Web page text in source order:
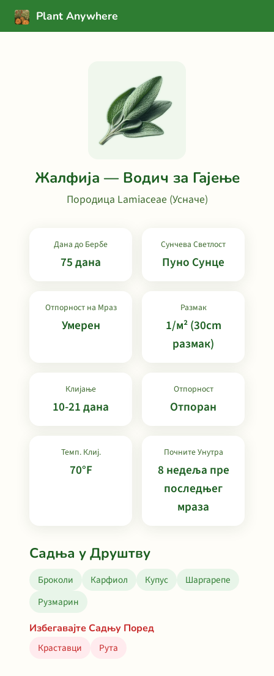
Plant Anywhere
Жалфија — Водич за Гајење
Породица Lamiaceae (Усначе)
Дана до Бербе
75 дана
Сунчева Светлост
Пуно Сунце
Отпорност на Мраз
Умерен
Размак
1/м² (30cm
размак)
Клијање
10-21 дана
Отпорност
Отпоран
Темп. Клиј.
70°F
Почните Унутра
8 недеља пре
последњег
мраза
Садња у Друштву
Броколи Карфиол Купус
Шаргарепе
Рузмарин
Избегавајте Садњу Поред
Краставци
Рута